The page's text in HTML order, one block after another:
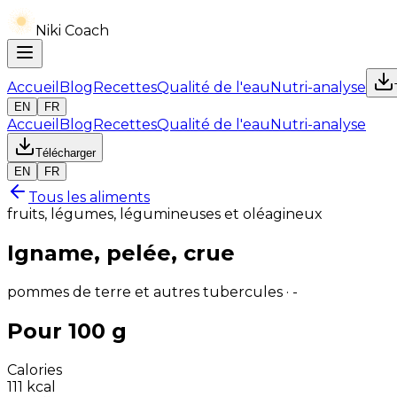
Niki Coach
Accueil BlogRecettesQualité de l'eauNutri-analyse
EN
FR
Accueil BlogRecettesQualité de l'eauNutri-analyse
Télécharger
EN
FR
Tous les aliments
fruits, légumes, légumineuses et oléagineux
Igname, pelée, crue
pommes de terre et autres tubercules · -
Pour 100 g
Calories
111 kcal